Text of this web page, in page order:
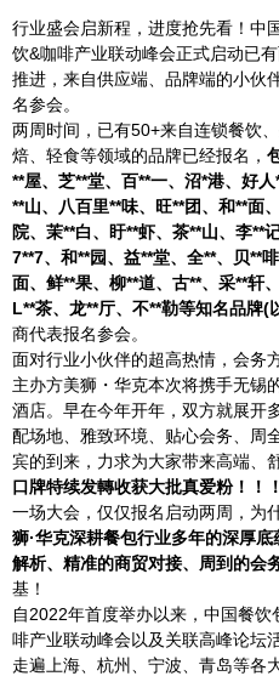
行业盛会启新程，进度抢先看！
饮&咖啡产业联动峰会正式启动已
推进，来自供应端、品牌端的小伙
名参会。
两周时间，已有50+来自连锁餐饮
焙、轻食等领域的品牌已经报名，
**屋、芝**堂、百**一、沼*港、好
**山、八百里**味、旺**团、和**面
院、茉**白、盱**虾、茶**山、李**
7**7、和**园、益**堂、全**、贝**
面、鲜**果、柳**道、古**、采**轩
L**茶、龙**厅、不**勒等知名品牌(
商代表报名参会。
面对行业小伙伴的超高热情，会务
主办方美狮・华克本次将携手无
酒店。早在今年开年，双方就展开
配场地、雅致环境、贴心会务、周
宾的到来，力求为大家带来高端、
口牌特续发轉收获大批真爱粉！！！
一场大会，仅仅报名启动两周，为
狮·华克深耕餐包行业多年的深厚
解析、精准的商贸对接、周到的会
基！
自2022年首度举办以来，中国餐
啡产业联动峰会以及关联高峰论坛
走遍上海、杭州、宁波、青岛等各